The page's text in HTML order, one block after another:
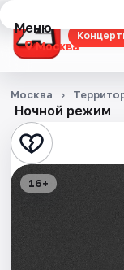
Меню
Москва
Концерты
Театр
Стендап
Квесты
Ночной режим
Москва
16+